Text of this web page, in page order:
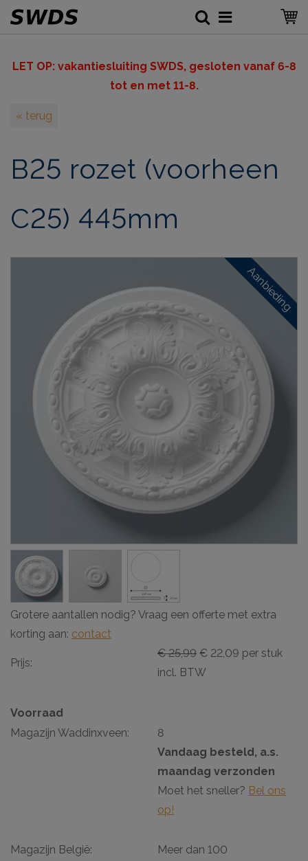
LET OP: vakantiesluiting SWDS, gesloten vanaf 6-8
tot en met 11-8.
« terug
B25 rozet (voorheen
C25) 445mm
Aanbieding
Grotere aantallen nodig? Vraag een offerte met extra
korting aan: contact
Prijs:
€ 25,99 € 22,09 per stuk
incl. BTW
Voorraad
Magazijn Waddinxveen:
8
Vandaag besteld, a.s.
maandag verzonden
Moet het sneller? Bel ons
op!
Magazijn België:
Meer dan 100